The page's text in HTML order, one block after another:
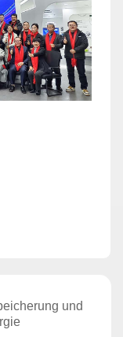
und